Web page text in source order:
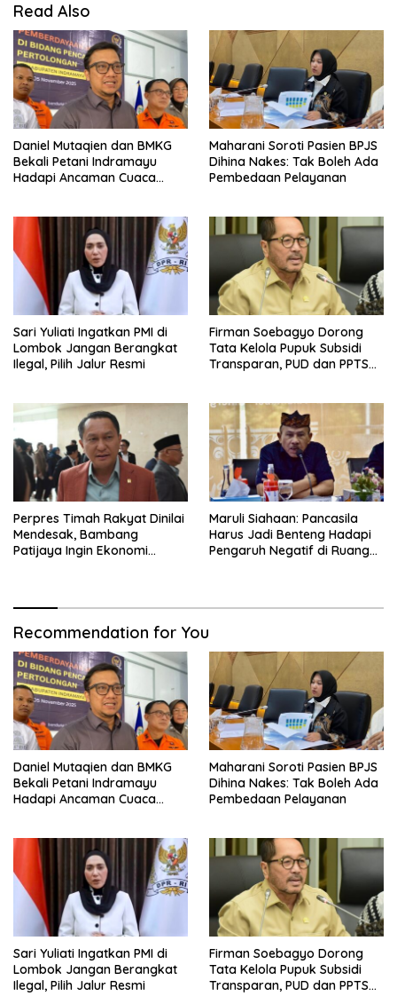
Read Also
Daniel Mutaqien dan BMKG
Bekali Petani Indramayu
Hadapi Ancaman Cuaca
Maharani Soroti Pasien BPJS
Dihina Nakes: Tak Boleh Ada
Pembedaan Pelayanan
Sari Yuliati Ingatkan PMI di
Lombok Jangan Berangkat
Ilegal, Pilih Jalur Resmi
Firman Soebagyo Dorong
Tata Kelola Pupuk Subsidi
Transparan, PUD dan PPTS
Perpres Timah Rakyat Dinilai
Mendesak, Bambang
Patijaya Ingin Ekonomi
Maruli Siahaan: Pancasila
Harus Jadi Benteng Hadapi
Pengaruh Negatif di Ruang
Recommendation for You
Daniel Mutaqien dan BMKG
Bekali Petani Indramayu
Hadapi Ancaman Cuaca
Maharani Soroti Pasien BPJS
Dihina Nakes: Tak Boleh Ada
Pembedaan Pelayanan
Sari Yuliati Ingatkan PMI di
Lombok Jangan Berangkat
Ilegal, Pilih Jalur Resmi
Firman Soebagyo Dorong
Tata Kelola Pupuk Subsidi
Transparan, PUD dan PPTS